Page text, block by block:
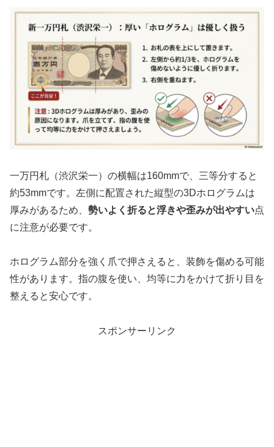
一万円札（渋沢栄一）の横幅は160mmで、三等分すると
約53mmです。左側に配置された縦型の3Dホログラムは
厚みがあるため、 勢いよく折ると浮きや歪みが出やすい点
に注意が必要です。
ホログラム部分を強く爪で押さえると、装飾を傷める可能
性があります。指の腹を使い、均等に力をかけて折り目を
整えると安心です。
スポンサーリンク